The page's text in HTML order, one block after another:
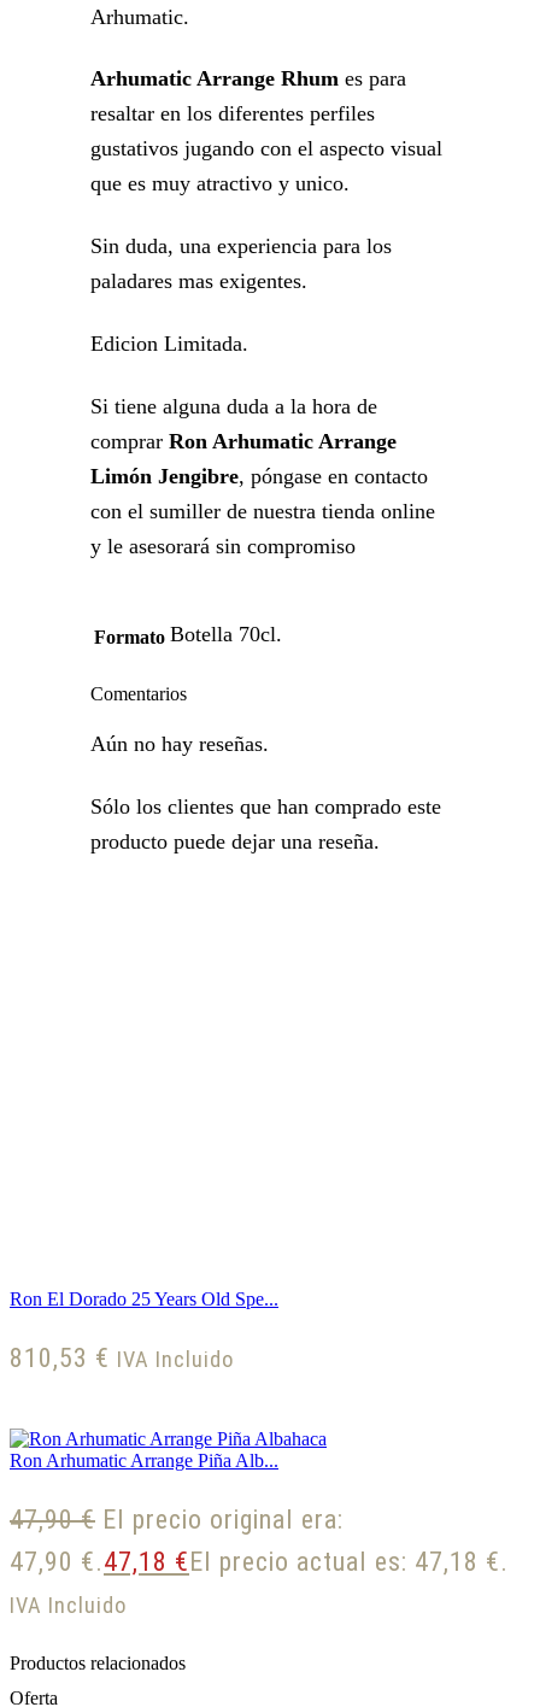
Arhumatic.
Arhumatic Arrange Rhumes para
resaltar en los diferentes perfiles
gustativos jugando con el aspecto visual
que es muy atractivo y unico.
Sin duda, una experiencia para los
paladares mas exigentes.
Edicion Limitada.
Si tiene alguna duda a la hora de
comprar Ron Arhumatic Arrange
Limón Jengibre, póngase en contacto
con el sumiller de nuestra tienda online
y le asesorará sin compromiso
Formato Botella 70cl.
Comentarios
Aún no hay reseñas.
Sólo los clientes que han comprado este
producto puede dejar una reseña.
Ron El Dorado 25 Years Old Spe...
810,53 € IVA Incluido
Ron Arhumatic Arrange Piña Alb...
47,90€ El precio original era:
47,90 €.47,18 €El precio actual es: 47,18 €.
IVA Incluido
Productos relacionados
Oferta